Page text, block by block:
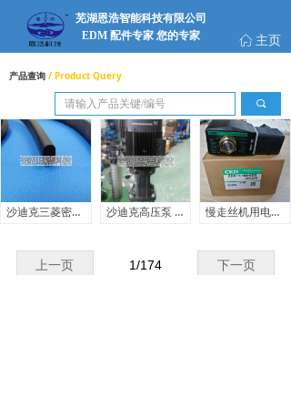
芜湖恩浩智能科技有限公司
EDM 配件专家 您的专家 ꀇ 主页
产品查询 / Product Query
끠
沙迪克三菱密封条10*20 MF1020 沙迪克高压泵 SG319 慢走丝机用电磁阀 ADK11-10A-02G-DC24V CKD111002
上一页 下一页
1/174